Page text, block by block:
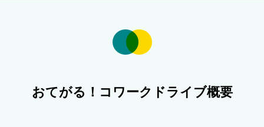
おてがる！コワークドライブ概要